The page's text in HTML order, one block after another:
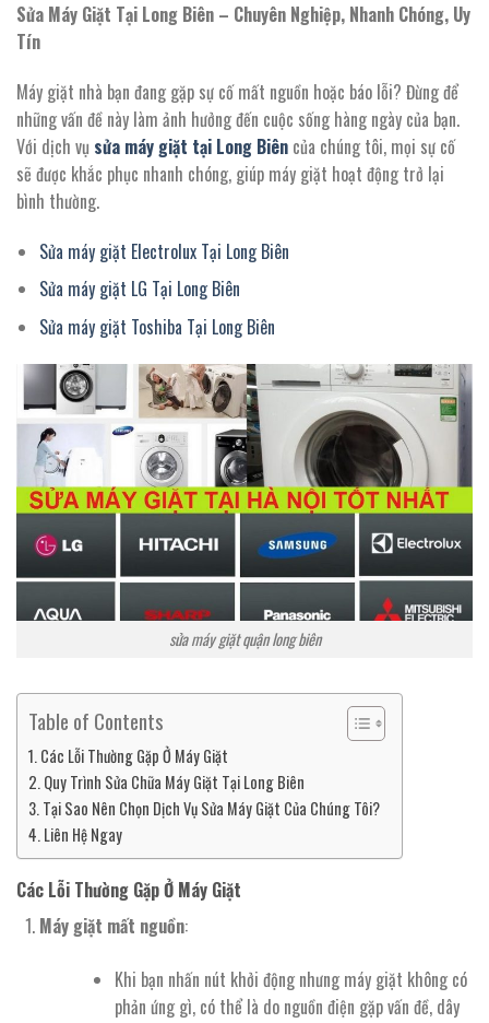
Sửa Máy Giặt Tại Long Biên – Chuyên Nghiệp, Nhanh Chóng, Uy
Tín
Máy giặt nhà bạn đang gặp sự cố mất nguồn hoặc báo lỗi? Đừng để
những vấn đề này làm ảnh hưởng đến cuộc sống hàng ngày của bạn.
Với dịch vụ sửa máy giặt tại Long Biên của chúng tôi, mọi sự cố
sẽ được khắc phục nhanh chóng, giúp máy giặt hoạt động trở lại
bình thường.
Sửa máy giặt Electrolux Tại Long Biên
Sửa máy giặt LG Tại Long Biên
Sửa máy giặt Toshiba Tại Long Biên
sửa máy giặt quận long biên
Table of Contents
Các Lỗi Thường Gặp Ở Máy Giặt
Quy Trình Sửa Chữa Máy Giặt Tại Long Biên
Tại Sao Nên Chọn Dịch Vụ Sửa Máy Giặt Của Chúng Tôi?
Liên Hệ Ngay
Các Lỗi Thường Gặp Ở Máy Giặt
Máy giặt mất nguồn:
Khi bạn nhấn nút khởi động nhưng máy giặt không có
phản ứng gì, có thể là do nguồn điện gặp vấn đề, dây